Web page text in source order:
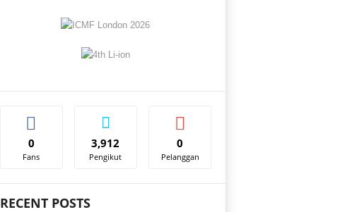
0
Fans
3,912
Pengikut
0
Pelanggan
RECENT POSTS